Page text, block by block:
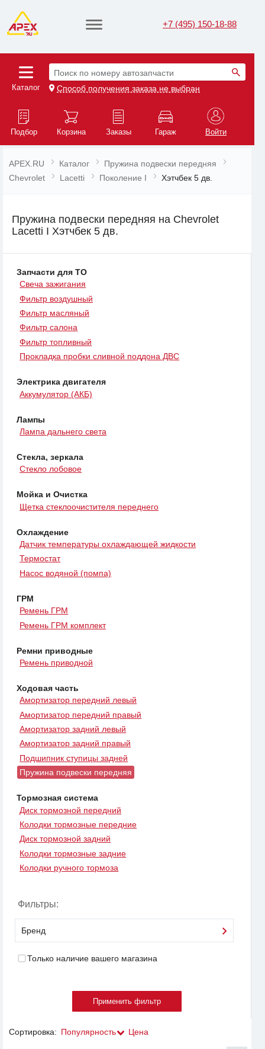
+7 (495) 150-18-88
Каталог
Поиск по номеру автозапчасти
Способ получения заказа не выбран
Подбор Корзина Заказы Гараж Войти
APEX.RU Каталог
Пружина подвески передняя
Chevrolet
Lacetti Поколение I Хэтчбек 5 дв.
Пружина подвески передняя на Chevrolet
Lacetti I Хэтчбек 5 дв.
Запчасти для ТО
Свеча зажигания
Фильтр воздушный
Фильтр масляный
Фильтр салона
Фильтр топливный
Прокладка пробки сливной поддона ДВС
Электрика двигателя
Аккумулятор (АКБ)
Лампы
Лампа дальнего света
Стекла, зеркала
Стекло лобовое
Мойка и Очистка
Щетка стеклоочистителя переднего
Охлаждение
Датчик температуры охлаждающей жидкости
Термостат
Насос водяной (помпа)
ГРМ
Ремень ГРМ
Ремень ГРМ комплект
Ремни приводные
Ремень приводной
Ходовая часть
Амортизатор передний левый
Амортизатор передний правый
Амортизатор задний левый
Амортизатор задний правый
Подшипник ступицы задней
Пружина подвески передняя
Тормозная система
Диск тормозной передний
Колодки тормозные передние
Диск тормозной задний
Колодки тормозные задние
Колодки ручного тормоза
Фильтры:
Бренд
Только наличие вашего магазина
Сортировка: Популярность Цена